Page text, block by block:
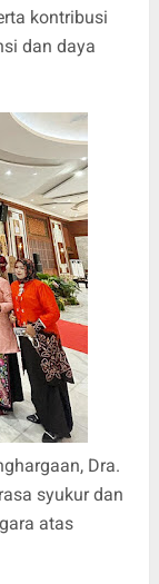
kontribusi
dan daya
Dra.
syukur dan
atas